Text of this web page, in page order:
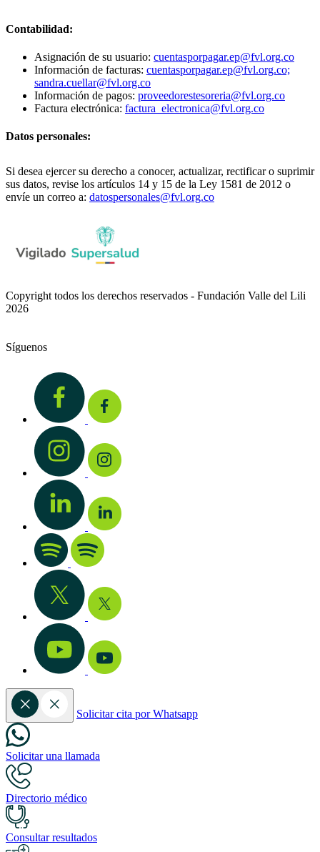
Contabilidad:
Asignación de su usuario: cuentasporpagar.ep@fvl.org.co
Información de facturas: cuentasporpagar.ep@fvl.org.co;
sandra.cuellar@fvl.org.co
Información de pagos: proveedorestesoreria@fvl.org.co
Factura electrónica: factura_electronica@fvl.org.co
Datos personales:
Si desea ejercer su derecho a conocer, actualizar, rectificar o suprimir
sus datos, revise los artículos 14 y 15 de la Ley 1581 de 2012 o
envíe un correo a: datospersonales@fvl.org.co
Copyright todos los derechos reservados - Fundación Valle del Lili
2026
Síguenos
Solicitar cita por Whatsapp
Solicitar una llamada
Directorio médico
Consultar resultados